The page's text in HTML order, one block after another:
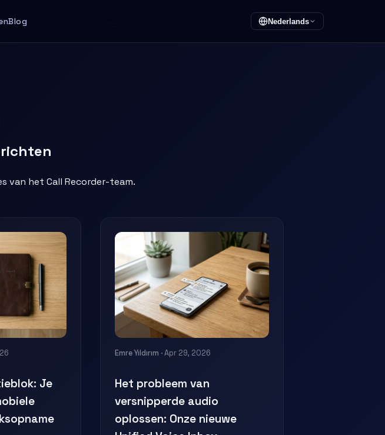
Blog Nederlands
van het Call Recorder-team.
Je
Emre Yıldırım · Apr 29, 2026
Het probleem van
versnipperde audio
oplossen: Onze nieuwe